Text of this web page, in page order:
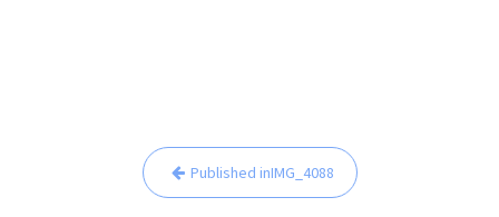
Navigation
Published inIMG_4088